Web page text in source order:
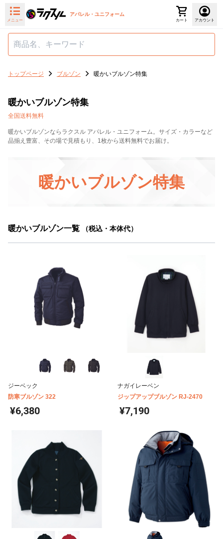
メニュー
アパレル・ユニフォーム
カート アカウント
トップページ ブルゾン 暖かいブルゾン特集
暖かいブルゾン特集
全国送料無料
暖かいブルゾンならラクスル アパレル・ユニフォーム。サイズ・カラーなど
品揃え豊富、その場で見積もり、1枚から送料無料でお届け。
暖かいブルゾン特集
暖かいブルゾン一覧 （税込・本体代）
ジーベック
防寒ブルゾン 322
¥6,380
ナガイレーベン
ジップアップブルゾン RJ-2470
¥7,190